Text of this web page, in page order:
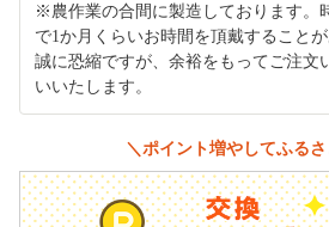
※農作業の合間に製造しております。
で1か月くらいお時間を頂戴することが
誠に恐縮ですが、余裕をもってご注文
いいたします。
＼ポイント増やしてふる